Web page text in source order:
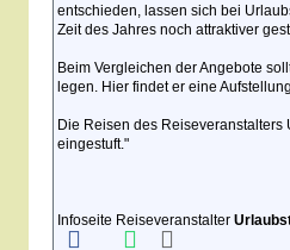
entschieden, lassen sich bei
Zeit des Jahres noch attraktiver
Beim Vergleichen der Angebote
legen. Hier findet er eine
Die Reisen des
eingestuft."
Infoseite Reiseveranstalter